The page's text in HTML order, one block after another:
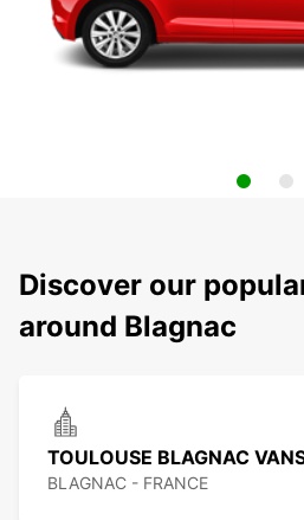
Discover our
around Blagnac
TOULOUSE BLAGNAC
BLAGNAC - FRANCE